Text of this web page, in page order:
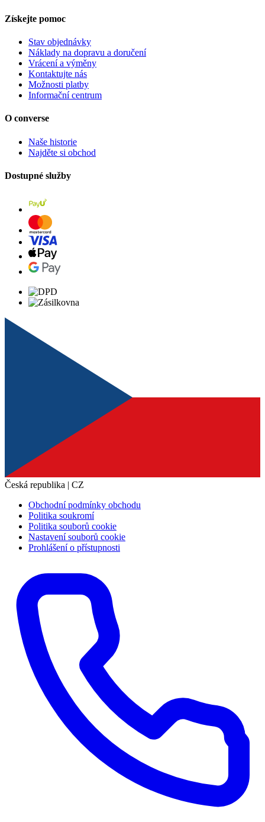
Získejte pomoc
Stav objednávky
Náklady na dopravu a doručení
Vrácení a výměny
Kontaktujte nás
Možnosti platby
Informační centrum
O converse
Naše historie
Najděte si obchod
Dostupné služby
Česká republika | CZ
Obchodní podmínky obchodu
Politika soukromí
Politika souborů cookie
Nastavení souborů cookie
Prohlášení o přístupnosti